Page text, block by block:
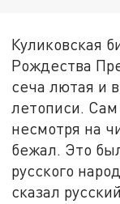
Куликовская
Рождества
сеча лютая и
летописи.
несмотря на
бежал. Это
русского
сказал